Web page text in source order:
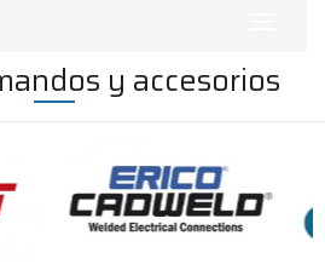
y accesorios